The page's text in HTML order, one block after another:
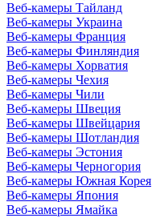
Веб-камеры Тайланд
Веб-камеры Украина
Веб-камеры Франция
Веб-камеры Финляндия
Веб-камеры Хорватия
Веб-камеры Чехия
Веб-камеры Чили
Веб-камеры Швеция
Веб-камеры Швейцария
Веб-камеры Шотландия
Веб-камеры Эстония
Веб-камеры Черногория
Веб-камеры Южная Корея
Веб-камеры Япония
Веб-камеры Ямайка